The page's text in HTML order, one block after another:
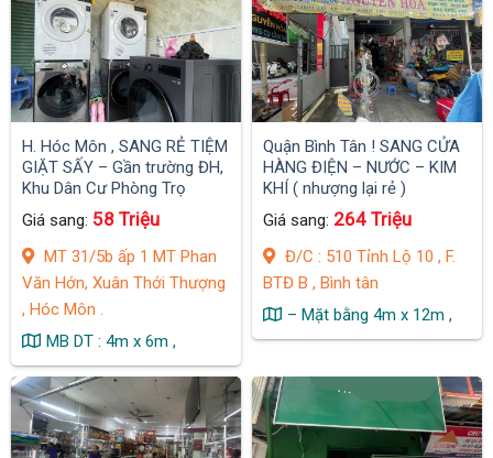
H. Hóc Môn , SANG RẺ TIỆM
GIẶT SẤY – Gần trường ĐH,
Khu Dân Cư Phòng Trọ
nhiều, MT Đường Khu Sầm
Uất ,
Giá sang: 58 Triệu
MT 31/5b ấp 1 MT Phan
Văn Hớn, Xuân Thới Thượng
, Hóc Môn .
MB DT : 4m x 6m ,
Quận Bình Tân ! SANG CỬA
HÀNG ĐIỆN – NƯỚC – KIM
KHÍ ( nhượng lại rẻ )
Giá sang: 264 Triệu
Đ/C : 510 Tỉnh Lộ 10 , F.
BTĐ B , Bình tân
– Mặt bằng 4m x 12m ,